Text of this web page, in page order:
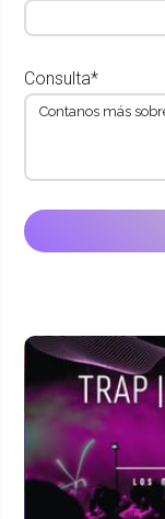
Consulta*